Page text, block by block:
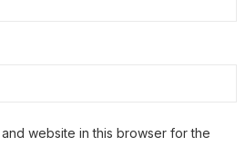
website in this browser for the